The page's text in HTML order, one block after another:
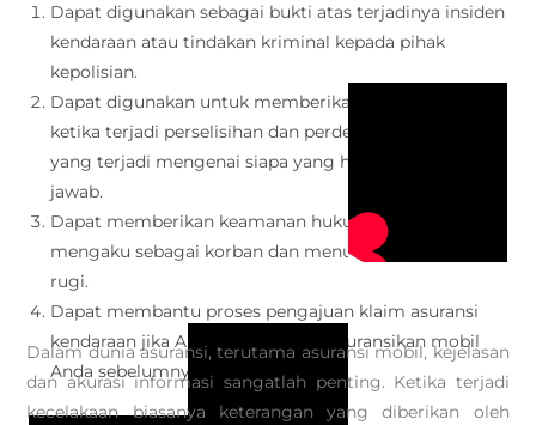
Dapat digunakan sebagai bukti atas terjadinya insiden
kendaraan atau tindakan kriminal kepada pihak
kepolisian.
Dapat digunakan untuk memberikan perlindungan
ketika terjadi perselisihan dan perdebatan atas insiden
yang terjadi mengenai siapa yang harus bertanggung
jawab.
Dapat memberikan keamanan hukum dari pihak yang
mengaku sebagai korban dan menuntut balik ganti
rugi.
Dapat membantu proses pengajuan klaim asuransi
kendaraan jika Anda sudah mengasuransikan mobil
Anda sebelumnya.
Dalam dunia asuransi, terutama asuransi mobil, kejelasan
dan akurasi informasi sangatlah penting. Ketika terjadi
kecelakaan biasanya keterangan yang diberikan oleh